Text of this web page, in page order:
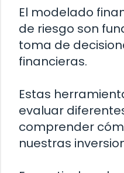
El modelado
de riesgo son
toma de
financieras.
Estas
evaluar
comprender
nuestras